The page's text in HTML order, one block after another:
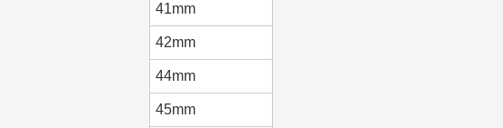
41mm
42mm
44mm
45mm